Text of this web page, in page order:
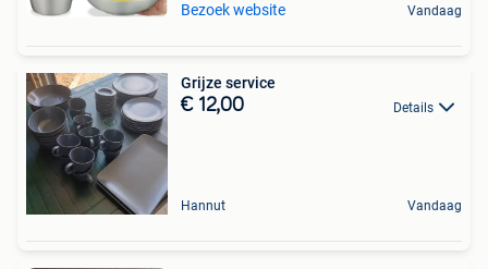
Bezoek website Vandaag
Grijze service
€ 12,00 Details
Hannut Vandaag